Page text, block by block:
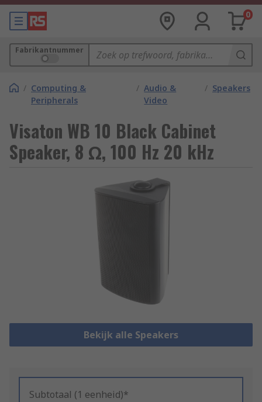
0
Fabrikantnummer
/ Computing &
Peripherals
/ Audio &
Video
/ Speakers
Visaton WB 10 Black Cabinet
Speaker, 8 Ω, 100 Hz 20 kHz
Bekijk alle Speakers
Subtotaal (1 eenheid)*